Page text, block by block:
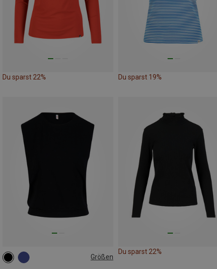
Du sparst 22% Du sparst 19%
Größen
XS M
Du sparst 22%